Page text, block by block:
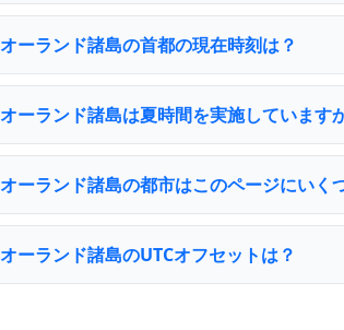
オーランド諸島の首都の現在時刻は？
オーランド諸島は夏時間を実施しています
オーランド諸島の都市はこのページにいく
オーランド諸島のUTCオフセットは？